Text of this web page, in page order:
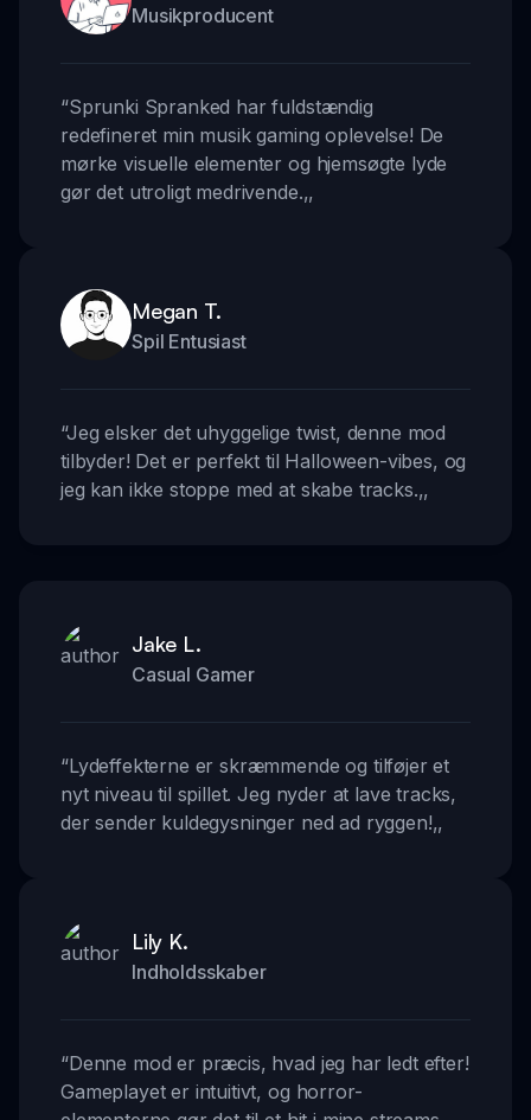
Musikproducent
“Sprunki Spranked har fuldstændig
redefineret min musik gaming oplevelse! De
mørke visuelle elementer og hjemsøgte lyde
gør det utroligt medrivende.,,
Megan T.
Spil Entusiast
“Jeg elsker det uhyggelige twist, denne mod
tilbyder! Det er perfekt til Halloween-vibes, og
jeg kan ikke stoppe med at skabe tracks.,,
Jake L.
Casual Gamer
“Lydeffekterne er skræmmende og tilføjer et
nyt niveau til spillet. Jeg nyder at lave tracks,
der sender kuldegysninger ned ad ryggen!,,
Lily K.
Indholdsskaber
“Denne mod er præcis, hvad jeg har ledt efter!
Gameplayet er intuitivt, og horror-